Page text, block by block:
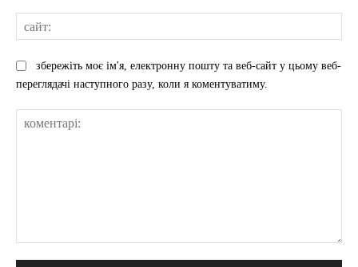
збережіть моє ім'я, електронну пошту та веб-сайт у цьому веб-
переглядачі наступного разу, коли я коментуватиму.